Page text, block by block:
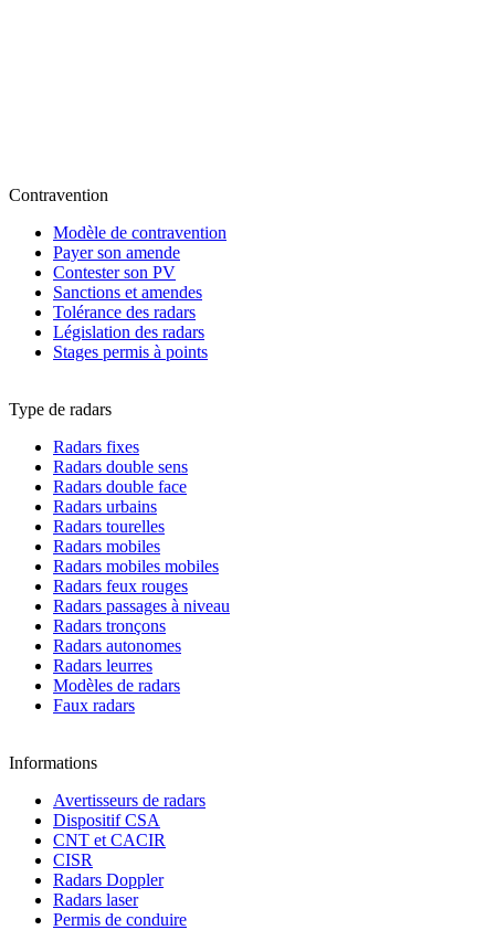
Contravention
Modèle de contravention
Payer son amende
Contester son PV
Sanctions et amendes
Tolérance des radars
Législation des radars
Stages permis à points
Type de radars
Radars fixes
Radars double sens
Radars double face
Radars urbains
Radars tourelles
Radars mobiles
Radars mobiles mobiles
Radars feux rouges
Radars passages à niveau
Radars tronçons
Radars autonomes
Radars leurres
Modèles de radars
Faux radars
Informations
Avertisseurs de radars
Dispositif CSA
CNT et CACIR
CISR
Radars Doppler
Radars laser
Permis de conduire